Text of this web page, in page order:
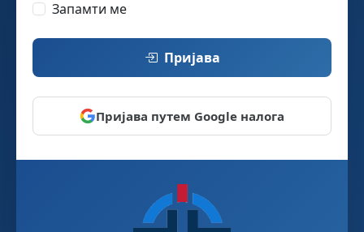
Запамти ме
Пријава
Пријава путем Google налога